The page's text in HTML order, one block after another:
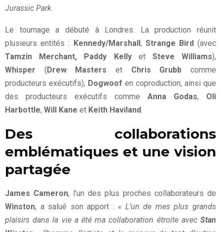
Jurassic Park
Le tournage a débuté à Londres. La production réunit
plusieurs entités : Kennedy/Marshall, Strange Bird(avec
Tamzin Merchant, Paddy Kellyet Steve Williams),
Whisper (Drew Masters et Chris Grubb comme
producteurs exécutifs), Dogwoof en coproduction, ainsi que
des producteurs exécutifs comme Anna Godas, Oli
Harbottle, Will Kane et Keith Haviland
Des collaborations
emblématiques et une vision
partagée
James Cameron, l’un des plus proches collaborateurs de
Winston, a salué son apport : « L’un de mes plus grands
plaisirs dans la vie a été ma collaboration étroite avec Stan